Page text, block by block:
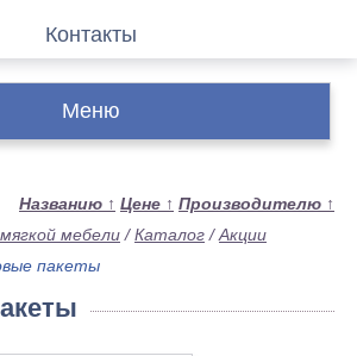
Контакты
Меню
Названию ↑ Цене ↑ Производителю ↑
мебели /Каталог /Акции
пакеты